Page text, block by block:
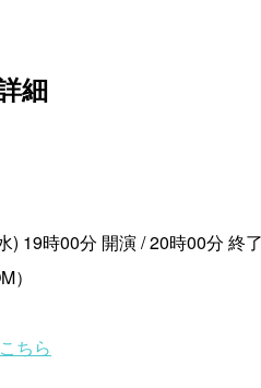
細
) 19時00分 開演 / 20時00分 終
）
ちら